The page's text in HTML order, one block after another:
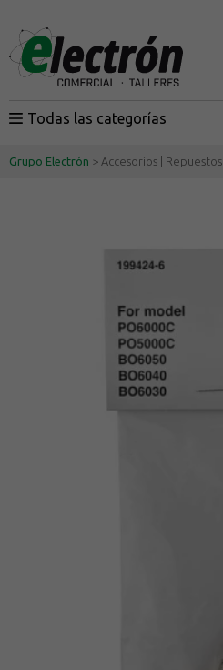
Todas las categorías
Grupo Electrón > Accesorios | Repuestos